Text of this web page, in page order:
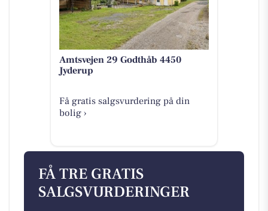
Amtsvejen 29 Godthåb 4450
Jyderup
Få gratis salgsvurdering på din
bolig ›
FÅ TRE GRATIS
SALGSVURDERINGER